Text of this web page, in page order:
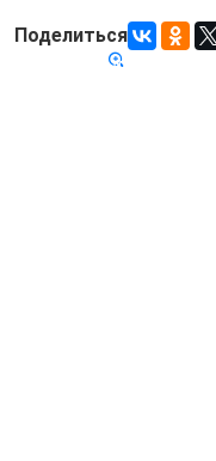
Поделиться
Код товара: